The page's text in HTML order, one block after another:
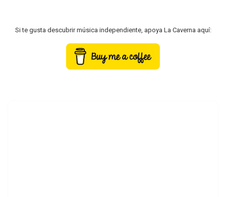
Si te gusta descubrir música independiente, apoya La Caverna aquí: